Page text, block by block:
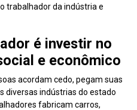
trabalhador da indústria e
é investir no
e econômico
acordam cedo, pegam suas
diversas indústrias do estado
fabricam carros,